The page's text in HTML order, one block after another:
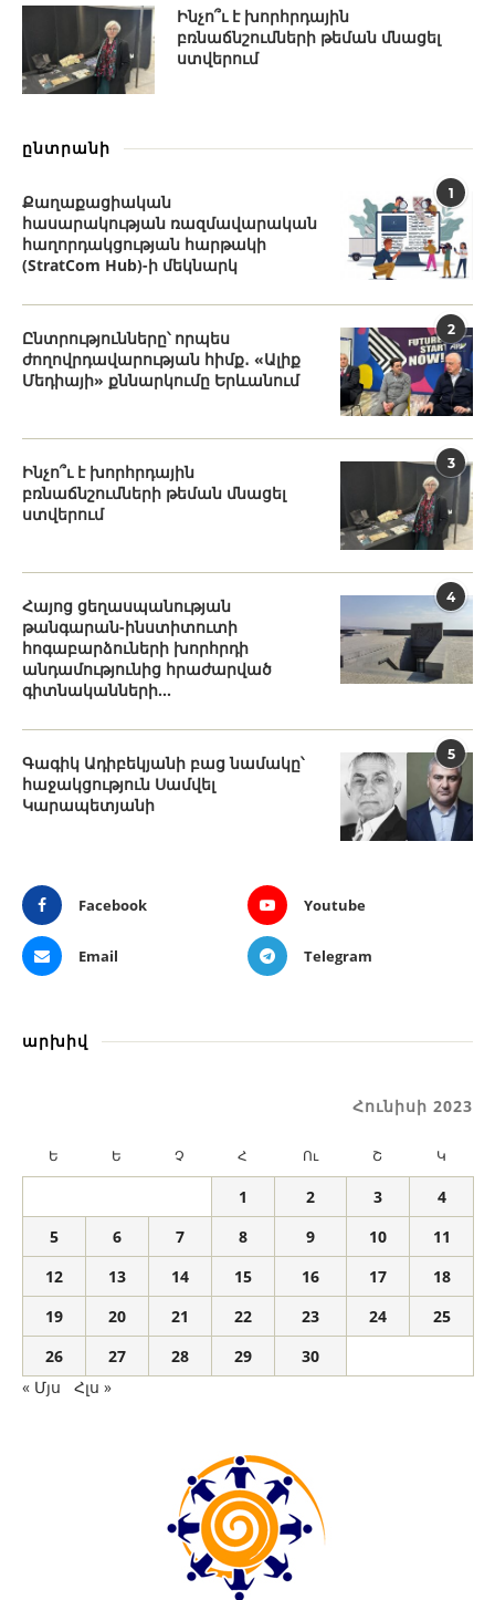
Ինչո՞ւ է խորհրդային
բռնաճնշումների թեման մնացել
ստվերում
ընտրանի
1
Քաղաքացիական
հասարակության ռազմավարական
հաղորդակցության հարթակի
(StratCom Hub)-ի մեկնարկ
2
Ընտրությունները՝ որպես
ժողովրդավարության հիմք․ «Ալիք
Մեդիայի» քննարկումը Երևանում
3
Ինչո՞ւ է խորհրդային
բռնաճնշումների թեման մնացել
ստվերում
4
Հայոց ցեղասպանության
թանգարան-ինստիտուտի
հոգաբարձուների խորհրդի
անդամությունից հրաժարված
գիտնականների...
5
Գագիկ Ադիբեկյանի բաց նամակը՝
հաջակցություն Սամվել
Կարապետյանի
Facebook Youtube
Email Telegram
արխիվ
Հունիսի 2023
Ե Ե Չ Հ Ու Շ Կ
1 2 3
4
5
6 7 8 9 10
11
12
13 14 15 16 17
18
19
20 21 22 23 24
25
26
27 28 29
30
« Մյս
Հլս »